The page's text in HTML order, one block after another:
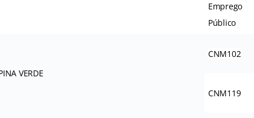
Emprego
Público
VERDE
CNM102
CNM119